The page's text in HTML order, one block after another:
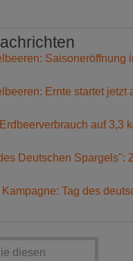
Saisoneröffnung
Ernte startet jetzt
auf 3,3
Deutschen Spargels":
Kampagne: Tag des